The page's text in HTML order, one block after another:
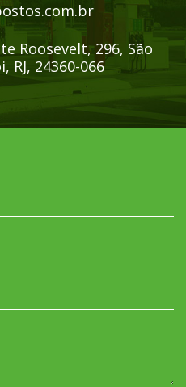
Roosevelt, 296, São
RJ, 24360-066